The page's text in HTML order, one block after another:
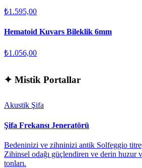
₺1.595,00
Hematoid Kuvars Bileklik 6mm
₺1.056,00
✦ Mistik Portallar
Akustik Şifa
Şifa Frekansı Jeneratörü
Bedeninizi ve zihninizi antik Solfeggio
Zihinsel odağı güçlendiren ve derin huzur
tonları.